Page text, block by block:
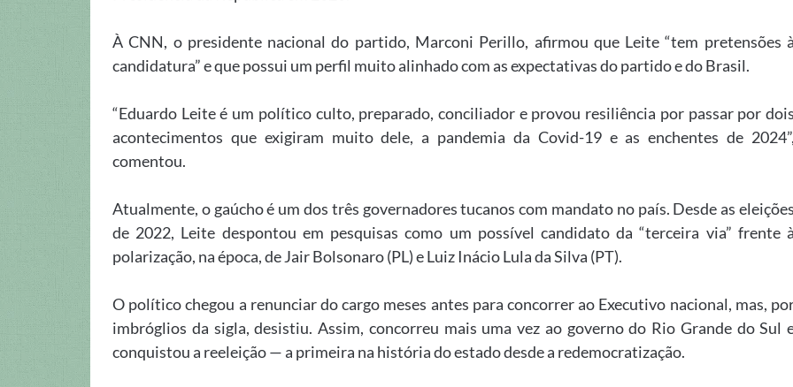
À CNN, o presidente nacional do partido, Marconi Perillo, afirmou que Leite “tem pretensões
candidatura” e que possui um perfil muito alinhado com as expectativas do partido e do Brasil.
“Eduardo Leite é um político culto, preparado, conciliador e provou resiliência por passar por
acontecimentos que exigiram muito dele, a pandemia da Covid-19 e as enchentes de
comentou.
Atualmente, o gaúcho é um dos três governadores tucanos com mandato no país. Desde as
de 2022, Leite despontou em pesquisas como um possível candidato da “terceira via” frente
polarização, na época, de Jair Bolsonaro (PL) e Luiz Inácio Lula da Silva (PT).
O político chegou a renunciar do cargo meses antes para concorrer ao Executivo nacional, mas,
imbróglios da sigla, desistiu. Assim, concorreu mais uma vez ao governo do Rio Grande do Sul
conquistou a reeleição — a primeira na história do estado desde a redemocratização.